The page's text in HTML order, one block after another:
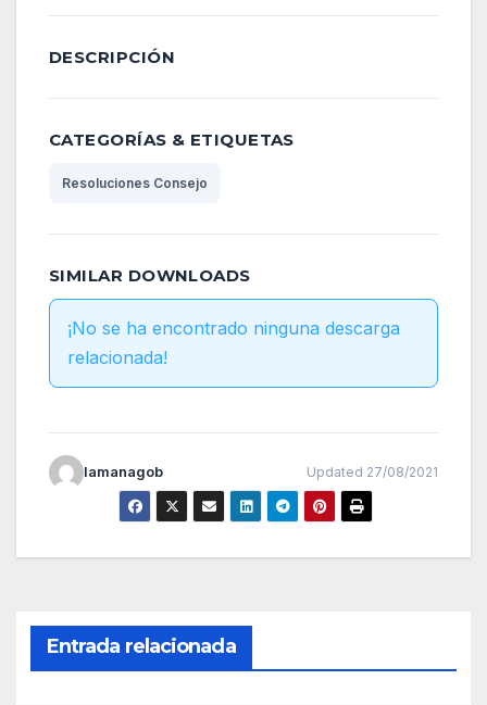
DESCRIPCIÓN
CATEGORÍAS & ETIQUETAS
Resoluciones Consejo
SIMILAR DOWNLOADS
¡No se ha encontrado ninguna descarga
relacionada!
lamanagob Updated 27/08/2021
Entrada relacionada